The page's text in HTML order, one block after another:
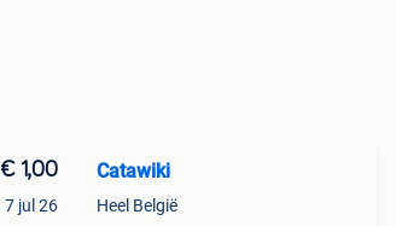
€ 1,00
7 jul 26
Catawiki
Heel België